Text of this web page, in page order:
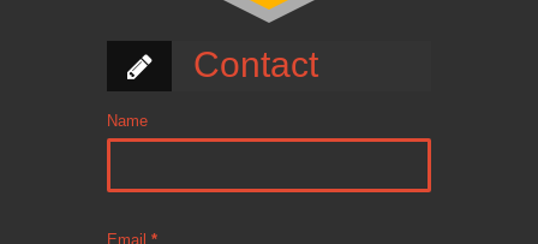
Contact
Name
Email *